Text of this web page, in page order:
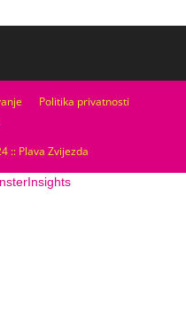
Politika privatnosti
:: Plava Zvijezda